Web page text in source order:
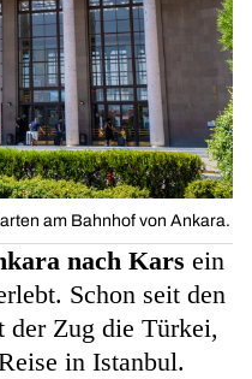
am Bahnhof von Ankara.
nach Kars ein
Schon seit den
der Zug die Türkei,
in Istanbul.